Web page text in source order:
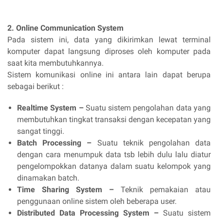
2. Online Communication System
Pada sistem ini, data yang dikirimkan lewat terminal
komputer dapat langsung diproses oleh komputer pada
saat kita membutuhkannya.
Sistem komunikasi online ini antara lain dapat berupa
sebagai berikut :
Realtime System –Suatu sistem pengolahan data yang
membutuhkan tingkat transaksi dengan kecepatan yang
sangat tinggi.
Batch Processing – Suatu teknik pengolahan data
dengan cara menumpuk data tsb lebih dulu lalu diatur
pengelompokkan datanya dalam suatu kelompok yang
dinamakan batch.
Time Sharing System – Teknik pemakaian atau
penggunaan online sistem oleh beberapa user.
Distributed Data Processing System – Suatu sistem